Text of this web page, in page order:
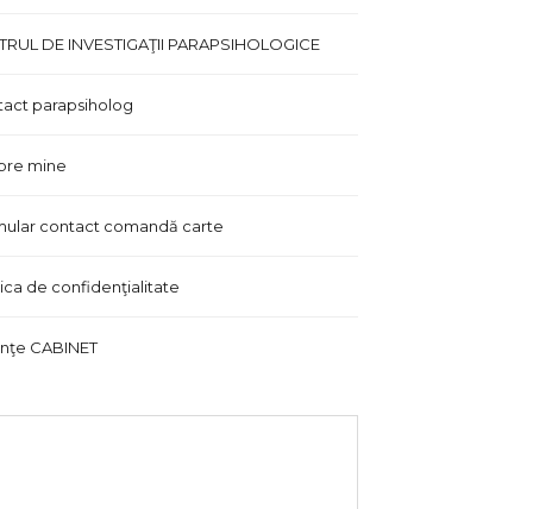
DE INVESTIGAŢII PARAPSIHOLOGICE
parapsiholog
mine
contact comandă carte
de confidenţialitate
CABINET